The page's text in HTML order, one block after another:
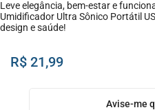
Leve elegância, bem-estar e
Umidificador Ultra Sônico Portátil
design e saúde!
R$ 21,99
Avise-me